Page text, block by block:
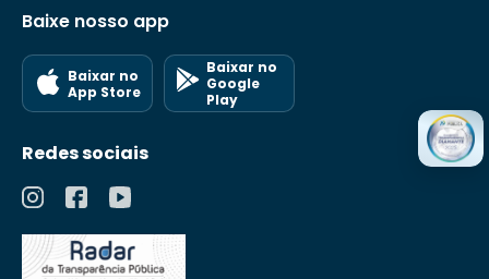
Baixe nosso app
Baixar no
App Store
Baixar no
Google
Play
Redes sociais